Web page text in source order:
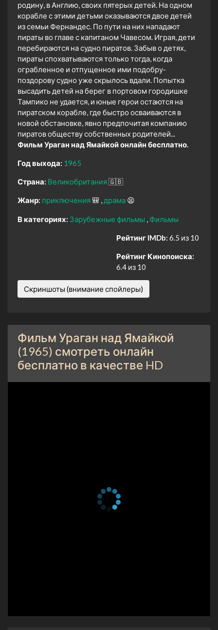
родину, в Англию, своих пятерых детей. На одном
корабле с этими детьми оказываются двое детей
из семьи Фернандес. По пути на них нападают
пираты во главе с капитаном Чавесом. Играя, дети
перебираются на судно пиратов. Забыв о детях,
пираты спохватываются только тогда, когда
ограбленное и отпущенное ими подобру-
поздорову судно уже скрылось вдали. Попытка
высадить детей на берег в портовом городишке
Тампико не удается, и юные герои остаются на
пиратском корабле, где быстро осваиваются в
новой обстановке, явно предпочитая компанию
пиратов обществу собственных родителей...
Фильм Ураган над Ямайкой онлайн бесплатно.
Год выхода: 1965
Страна: Великобритания🇬🇧
Жанр: приключения 🎒 драма 😫
В категориях: Зарубежные фильмы Фильмы
Рейтинг IMDb: 6.5 из 10
Рейтинг Кинопоиска:
6.4 из 10
Скриншоты (внимание спойлеры)
Фильм Ураган над Ямайкой
(1965) смотреть онлайн
бесплатно в качестве HD